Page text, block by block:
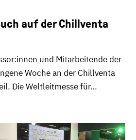
auf der Chillventa
und Mitarbeitende der
Woche an der Chillventa
Die Weltleitmesse für…